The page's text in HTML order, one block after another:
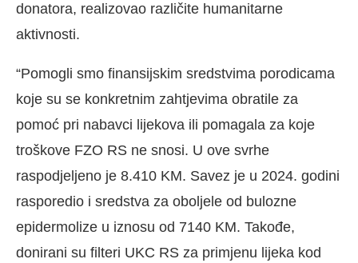
donatora, realizovao različite humanitarne
aktivnosti.
“Pomogli smo finansijskim sredstvima porodicama
koje su se konkretnim zahtjevima obratile za
pomoć pri nabavci lijekova ili pomagala za koje
troškove FZO RS ne snosi. U ove svrhe
raspodjeljeno je 8.410 KM. Savez je u 2024. godini
rasporedio i sredstva za oboljele od bulozne
epidermolize u iznosu od 7140 KM. Takođe,
donirani su filteri UKC RS za primjenu lijeka kod